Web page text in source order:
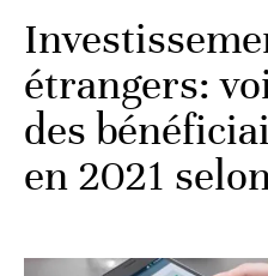
étrangers:
des
en 2021